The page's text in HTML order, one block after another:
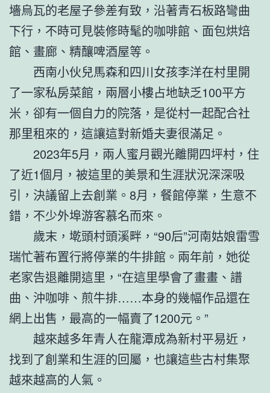
墻烏瓦的老屋子參差有致，沿著青石板路彎曲
下行，不時可見裝修時髦的咖啡館、面包烘焙
館、畫廊、精釀啤酒屋等。
西南小伙兒馬森和四川女孩李洋在村里開
了一家私房菜館，兩層小樓占地缺乏100平方
米，卻有一個自力的院落，是從村一起配合社
那里租來的，這讓這對新婚夫妻很滿足。
2023年5月，兩人蜜月觀光離開四坪村，住
了近1個月，被這里的美景和生涯狀況深深吸
引，決議留上去創業。8月，餐館停業，生意不
錯，不少外埠游客慕名而來。
歲末，墘頭村頭溪畔，“90后”河南姑娘雷雪
瑞忙著布置行將停業的牛排館。兩年前，她從
老家告退離開這里，“在這里學會了畫畫、譜
曲、沖咖啡、煎牛排……本身的幾幅作品還在
網上出售，最高的一幅賣了1200元。”
越來越多年青人在龍潭成為新村平易近，
找到了創業和生涯的回屬，也讓這些古村集聚
越來越高的人氣。